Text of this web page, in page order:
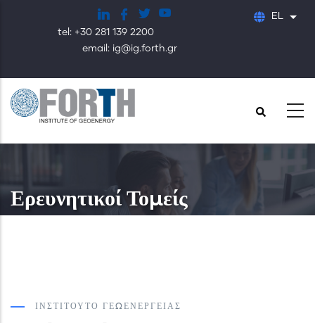
κυρίως
περιεχόμενο
tel: +30 281 139 2200
email: ig@ig.forth.gr
EL
Ερευνητικοί Τομείς
ΙΝΣΤΙΤΟΎΤΟ ΓΕΩΕΝΈΡΓΕΙΑΣ